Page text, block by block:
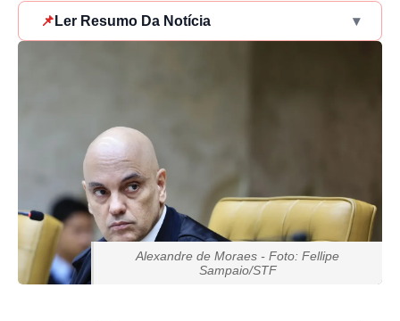
📌 Ler Resumo Da Notícia ▾
Alexandre de Moraes - Foto: Fellipe
Sampaio/STF